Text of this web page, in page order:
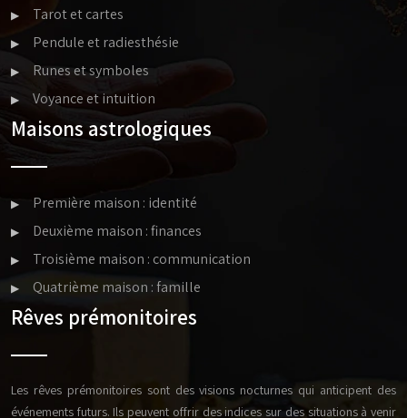
Tarot et cartes
Pendule et radiesthésie
Runes et symboles
Voyance et intuition
Maisons astrologiques
Première maison : identité
Deuxième maison : finances
Troisième maison : communication
Quatrième maison : famille
Rêves prémonitoires
Les rêves prémonitoires sont des visions nocturnes qui anticipent des
événements futurs. Ils peuvent offrir des indices sur des situations à venir